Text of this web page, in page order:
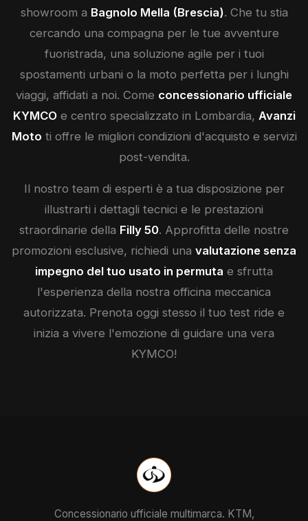
showroom a Bagnolo Mella (Brescia). Che tu stia
cercando una compagna per le tue avventure
fuoristrada, una soluzione agile per i tuoi
spostamenti urbani o la moto perfetta per i lunghi
viaggi, affidati a noi. Come concessionario ufficiale
KYMCO e centro specializzato in Lombardia, Avanzi
Moto ti offre le migliori condizioni d'acquisto e servizi
post-vendita.
Il nostro team di esperti è a tua disposizione per
illustrarti i dettagli tecnici e le prestazioni
straordinarie della Filly 50. Approfitta delle nostre
promozioni esclusive, richiedi una valutazione senza
impegno del tuo usato in permuta e sfrutta
l'esperienza della nostra officina meccanica
autorizzata. Prenota oggi stesso il tuo test ride e
inizia a vivere l'emozione di guidare una vera
KYMCO!
Concessionario ufficiale multimarca. KTM,